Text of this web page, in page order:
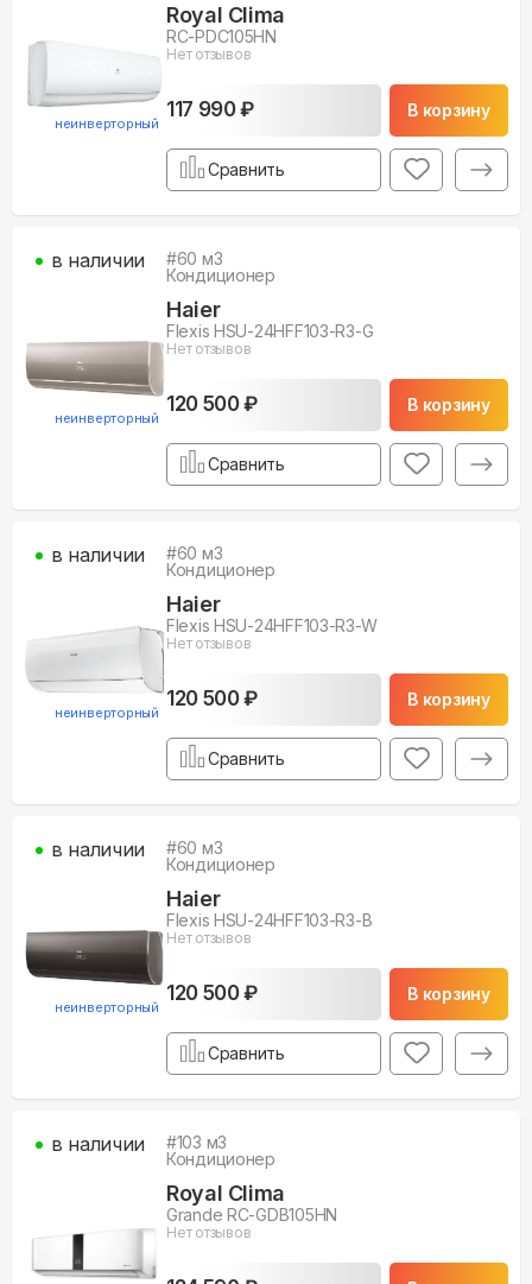
неинверторный
Royal Clima
RC-PDC105HN
Нет отзывов
117 990 ₽ В корзину
Сравнить
неинверторный
#60 м3
Кондиционер
Haier
Flexis HSU-24HFF103-R3-G
Нет отзывов
120 500 ₽ В корзину
в наличии
Сравнить
неинверторный
#60 м3
Кондиционер
Haier
Flexis HSU-24HFF103-R3-W
Нет отзывов
120 500 ₽ В корзину
в наличии
Сравнить
неинверторный
#60 м3
Кондиционер
Haier
Flexis HSU-24HFF103-R3-B
Нет отзывов
120 500 ₽ В корзину
в наличии
Сравнить
#103 м3
Кондиционер
Royal Clima
Grande RC-GDB105HN
Нет отзывов
в наличии